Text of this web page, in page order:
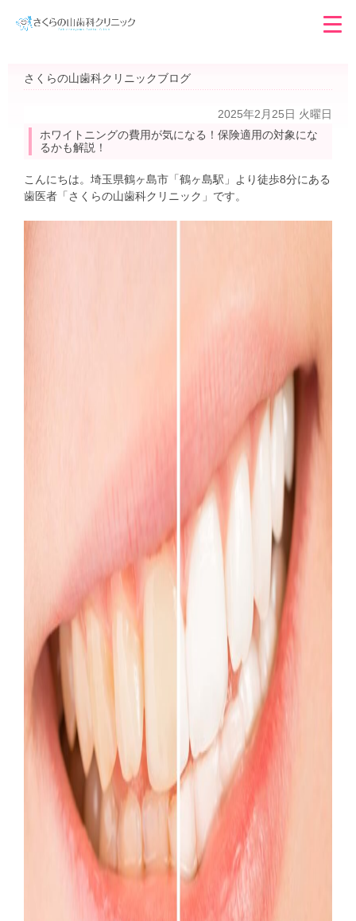
さくらの山歯科クリニックブログ
2025年2月25日 火曜日
ホワイトニングの費用が気になる！保険適用の対象にな
るかも解説！
こんにちは。埼玉県鶴ヶ島市「鶴ヶ島駅」より徒歩8分にある
歯医者「さくらの山歯科クリニック」です。